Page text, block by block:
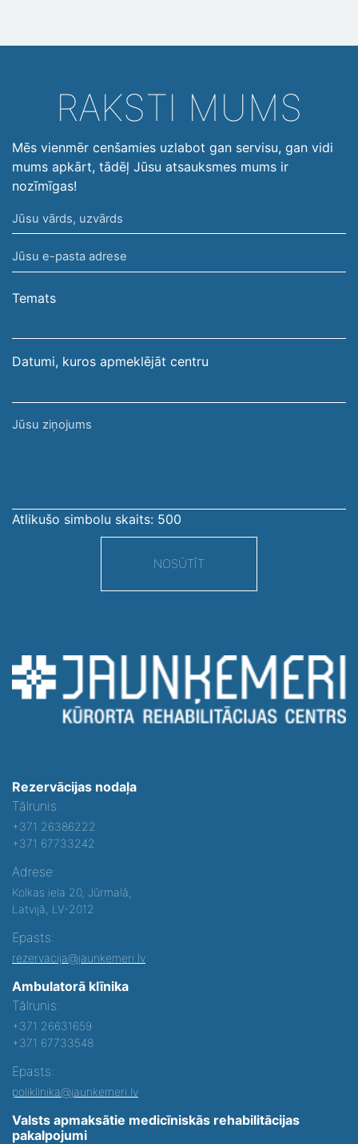
RAKSTI MUMS
Mēs vienmēr cenšamies uzlabot gan servisu, gan vidi
mums apkārt, tādēļ Jūsu atsauksmes mums ir
nozīmīgas!
Jūsu
vārds,
uzvārds
Jūsu
e-
pasta
Temats
Datumi, kuros apmeklējāt centru
Jūsu
Atlikušo simbolu skaits: 500
NOSŪTĪT
Rezervācijas nodaļa
Tālrunis:
+371 26386222
+371 67733242
Adrese:
Kolkas iela 20, Jūrmalā,
Latvijā, LV-2012
Epasts:
rezervacija@jaunkemeri.lv
Ambulatorā klīnika
Tālrunis:
+371 26631659
+371 67733548
Epasts:
poliklinika@jaunkemeri.lv
Valsts apmaksātie medicīniskās rehabilitācijas
pakalpojumi